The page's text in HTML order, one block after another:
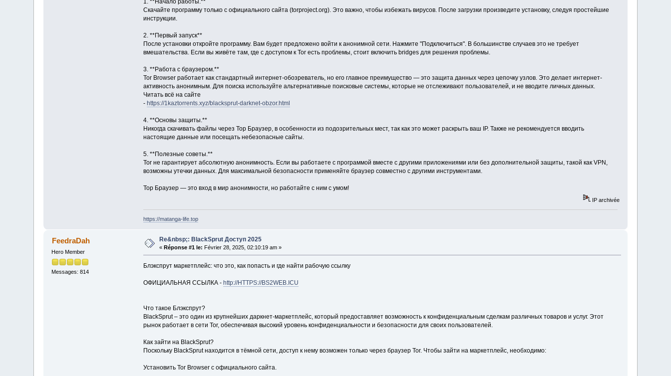
1. **Начало работы.**
Скачайте программу только с официального сайта (torproject.org). Это важно, чтобы избежать вирусов. После загрузки произведите установку, следуя простейшие
инструкции.
2. **Первый запуск**
После установки откройте программу. Вам будет предложено войти к анонимной сети. Нажмите "Подключиться". В большинстве случаев это не требует
вмешательства. Если вы живёте там, где с доступом к Tor есть проблемы, стоит включить bridges для решения проблемы.
3. **Работа с браузером.**
Tor Browser работает как стандартный интернет-обозреватель, но его главное преимущество — это защита данных через цепочку узлов. Это делает интернет-
активность анонимным. Для поиска используйте альтернативные поисковые системы, которые не отслеживают пользователей, и не вводите личных данных.
Читать всё на сайте
- https://1kaztorrents.xyz/blacksprut-darknet-obzor.html
4. **Основы защиты.**
Никогда скачивать файлы через Тор Браузер, в особенности из подозрительных мест, так как это может раскрыть ваш IP. Также не рекомендуется вводить
настоящие данные или посещать небезопасные сайты.
5. **Полезные советы.**
Tor не гарантирует абсолютную анонимность. Если вы работаете с программой вместе с другими приложениями или без дополнительной защиты, такой как VPN,
возможны утечки данных. Для максимальной безопасности применяйте браузер совместно с другими инструментами.
Тор Браузер — это вход в мир анонимности, но работайте с ним с умом!
IP archivée
https://matanga-life.top
FeedraDah
Hero Member
Messages: 814
Re&nbsp;: BlackSprut Доступ 2025
«Réponse #1 le: Février 28, 2025, 02:10:19 am »
Блэкспрут маркетплейс: что это, как попасть и где найти рабочую ссылку
ОФИЦИАЛЬНАЯ ССЫЛКА - http://HTTPS://BS2WEB.ICU
Что такое Блэкспрут?
BlackSprut – это один из крупнейших даркнет-маркетплейс, который предоставляет возможность к конфиденциальным сделкам различных товаров и услуг. Этот
рынок работает в сети Tor, обеспечивая высокий уровень конфиденциальности и безопасности для своих пользователей.
Как зайти на BlackSprut?
Поскольку BlackSprut находится в тёмной сети, доступ к нему возможен только через браузер Tor. Чтобы зайти на маркетплейс, необходимо:
Установить Tor Browser с официального сайта.